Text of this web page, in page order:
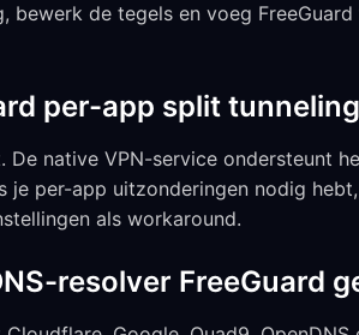
bewerk de tegels en voeg
per-app split
native VPN-service ondersteunt
je per-app uitzonderingen nodig
als workaround.
resolver FreeGuard